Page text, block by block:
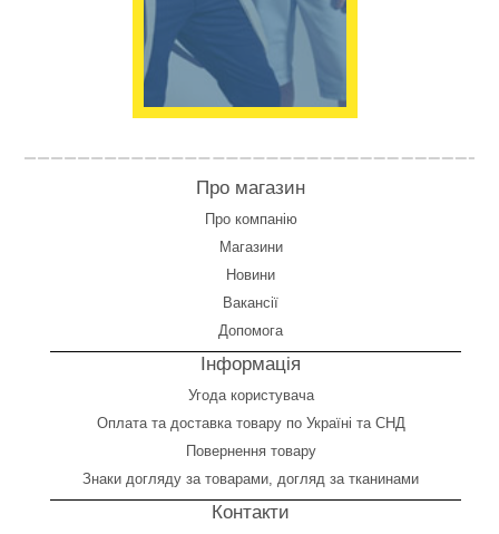
Про магазин
Про компанію
Магазини
Новини
Вакансії
Допомога
Інформація
Угода користувача
Оплата та доставка товару по Україні та СНД
Повернення товару
Знаки догляду за товарами, догляд за тканинами
Контакти